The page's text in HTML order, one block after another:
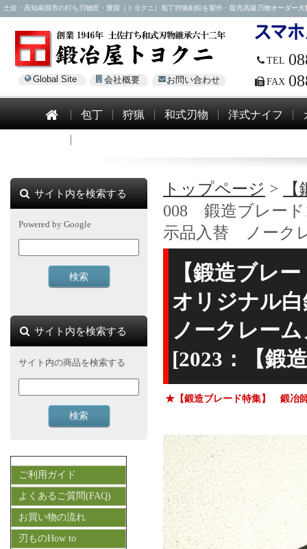
土佐・高知南国市の打ち刃物匠・豊国（トヨクニ）庖丁狩猟剣鉈を製作・販売高級刃物オーダー
Global Site 会社概要 お問い合わせ
TEL
FAX
包丁 狩猟 和式刃物 洋式ナイフ
トップページ >
008 鍛造ブレード
示品入替 ノーク
【鍛造ブレ
オリジナル
ノークレー
[2023：【鍛
★【鍛造ブレード特集】 鍛冶
サイト内を検索する
Powered by Google
サイト内を検索する
サイト内の商品を検索する
ご利用ガイド
よくあるご質問(FAQ)
お買い物の流れ
刃ものHow to